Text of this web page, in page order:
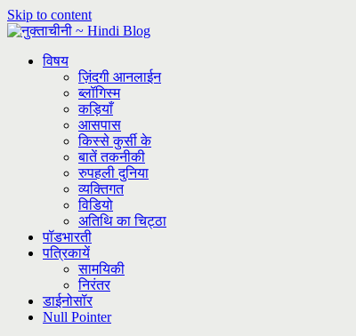
Skip to content
विषय
ज़िंदगी आनलाईन
ब्लॉगिस्म
कड़ियाँ
आसपास
किस्से कुर्सी के
बातें तकनीकी
रुपहली दुनिया
व्यक्तिगत
विडियो
अतिथि का चिट्ठा
पॉडभारती
पत्रिकायें
सामयिकी
निरंतर
डाईनोसॉर
Null Pointer